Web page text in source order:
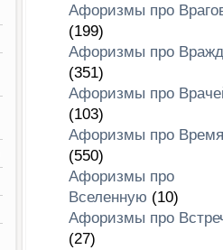
Афоризмы про
(199)
Афоризмы про
(351)
Афоризмы про
(103)
Афоризмы про Время
(550)
Афоризмы про
Вселенную (10)
Афоризмы про
(27)